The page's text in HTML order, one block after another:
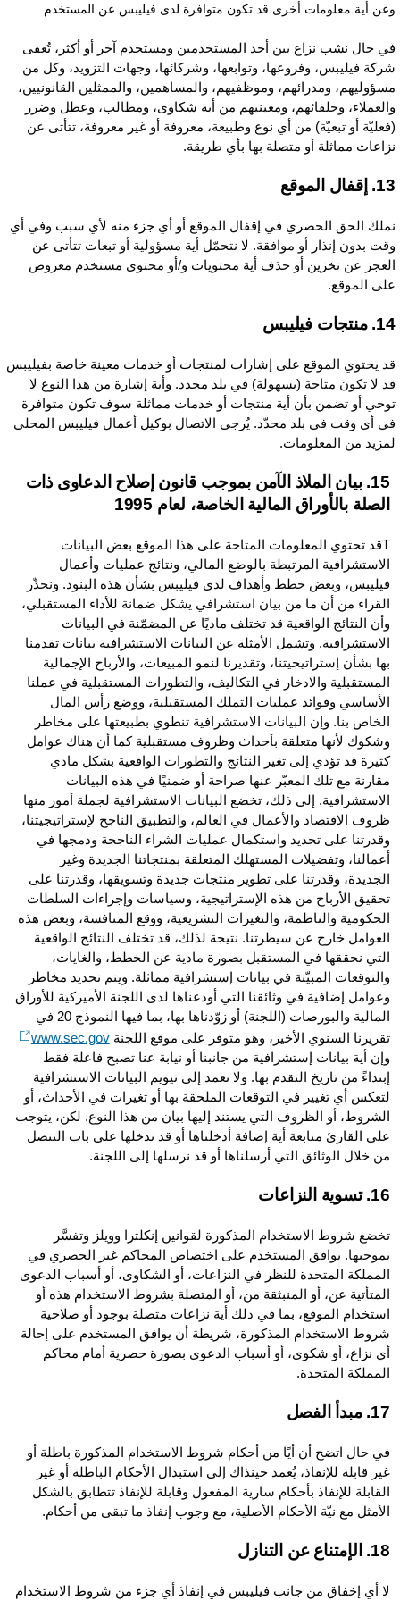
أية معلومات أخرى قد تكون متوافرة لدى فيليبس عن المستخدم.
حال نشب نزاع بين أحد المستخدمين ومستخدم آخر أو أكثر، تُعفى
فيليبس، وفروعها، وتوابعها، وشركائها، وجهات التزويد، وكل من
ومدرائهم، وموظفيهم، والمساهمين، والممثلين القانونيين،
وخلفائهم، ومعينيهم من أية شكاوى، ومطالب، وعطل وضرر
أو تبعيّة) من أي نوع وطبيعة، معروفة أو غير معروفة، تتأتى عن
مماثلة أو متصلة بها بأي طريقة.
الموقع
الحق الحصري في إقفال الموقع أو أي جزء منه لأي سبب وفي أي
بدون إنذار أو موافقة. لا نتحمّل أية مسؤولية أو تبعات تتأتى عن
عن تخزين أو حذف أية محتويات و/أو محتوى مستخدم معروض
الموقع.
فيليبس
يحتوي الموقع على إشارات لمنتجات أو خدمات معينة خاصة بفيليبس
لا تكون متاحة (بسهولة) في بلد محدد. وأية إشارة من هذا النوع لا
أو تضمن بأن أية منتجات أو خدمات مماثلة سوف تكون متوافرة
أي وقت في بلد محدّد. يُرجى الاتصال بوكيل أعمال فيليبس المحلي
من المعلومات.
15. بيان الملاذ الآمن بموجب قانون إصلاح الدعاوى ذات
الصلة بالأوراق المالية الخاصة، لعام 1995
Tقد تحتوي المعلومات المتاحة على هذا الموقع بعض البيانات
الاستشرافية المرتبطة بالوضع المالي، ونتائج عمليات وأعمال
فيليبس، وبعض خطط وأهداف لدى فيليبس بشأن هذه البنود. ونحذّر
القراء من أن ما من بيان استشرافي يشكل ضمانة للأداء المستقبلي،
وأن النتائج الواقعية قد تختلف ماديًا عن المضمّنة في البيانات
الاستشرافية. وتشمل الأمثلة عن البيانات الاستشرافية بيانات تقدمنا
بها بشأن إستراتيجيتنا، وتقديرنا لنمو المبيعات، والأرباح الإجمالية
المستقبلية والادخار في التكاليف، والتطورات المستقبلية في عملنا
الأساسي وفوائد عمليات التملك المستقبلية، ووضع رأس المال
الخاص بنا. وإن البيانات الاستشرافية تنطوي بطبيعتها على مخاطر
وشكوك لأنها متعلقة بأحداث وظروف مستقبلية كما أن هناك عوامل
كثيرة قد تؤدي إلى تغير النتائج والتطورات الواقعية بشكل مادي
مقارنة مع تلك المعبّر عنها صراحة أو ضمنيًا في هذه البيانات
الاستشرافية. إلى ذلك، تخضع البيانات الاستشرافية لجملة أمور منها
ظروف الاقتصاد والأعمال في العالم، والتطبيق الناجح لإستراتيجيتنا،
وقدرتنا على تحديد واستكمال عمليات الشراء الناجحة ودمجها في
أعمالنا، وتفضيلات المستهلك المتعلقة بمنتجاتنا الجديدة وغير
الجديدة، وقدرتنا على تطوير منتجات جديدة وتسويقها، وقدرتنا على
تحقيق الأرباح من هذه الإستراتيجية، وسياسات وإجراءات السلطات
الحكومية والناظمة، والتغيرات التشريعية، ووقع المنافسة، وبعض هذه
العوامل خارج عن سيطرتنا. نتيجة لذلك، قد تختلف النتائج الواقعية
التي نحققها في المستقبل بصورة مادية عن الخطط، والغايات،
والتوقعات المبيّنة في بيانات إستشرافية مماثلة. ويتم تحديد مخاطر
وعوامل إضافية في وثائقنا التي أودعناها لدى اللجنة الأميركية للأوراق
المالية والبورصات (اللجنة) أو زوّدناها بها، بما فيها النموذج 20 في
تقريرنا السنوي الأخير، وهو متوفر على موقع اللجنةwww.sec.gov
وإن أية بيانات إستشرافية من جانبنا أو نيابة عنا تصبح فاعلة فقط
إبتداءً من تاريخ التقدم بها. ولا نعمد إلى تيويم البيانات الاستشرافية
لتعكس أي تغيير في التوقعات الملحقة بها أو تغيرات في الأحداث، أو
الشروط، أو الظروف التي يستند إليها بيان من هذا النوع. لكن، يتوجب
على القارئ متابعة أية إضافة أدخلناها أو قد ندخلها على باب التنصل
من خلال الوثائق التي أرسلناها أو قد نرسلها إلى اللجنة.
16. تسوية النزاعات
تخضع شروط الاستخدام المذكورة لقوانين إنكلترا وويلز وتفسَّر
بموجبها. يوافق المستخدم على اختصاص المحاكم غير الحصري في
المملكة المتحدة للنظر في النزاعات، أو الشكاوى، أو أسباب الدعوى
المتأتية عن، أو المنبثقة من، أو المتصلة بشروط الاستخدام هذه أو
استخدام الموقع، بما في ذلك أية نزاعات متصلة بوجود أو صلاحية
شروط الاستخدام المذكورة، شريطة أن يوافق المستخدم على إحالة
أي نزاع، أو شكوى، أو أسباب الدعوى بصورة حصرية أمام محاكم
المملكة المتحدة.
17. مبدأ الفصل
في حال اتضح أن أيًا من أحكام شروط الاستخدام المذكورة باطلة أو
غير قابلة للإنفاذ، يُعمد حينذاك إلى استبدال الأحكام الباطلة أو غير
القابلة للإنفاذ بأحكام سارية المفعول وقابلة للإنفاذ تتطابق بالشكل
الأمثل مع نيّة الأحكام الأصلية، مع وجوب إنفاذ ما تبقى من أحكام.
18. الإمتناع عن التنازل
لا أي إخفاق من جانب فيليبس في إنفاذ أي جزء من شروط الاستخدام